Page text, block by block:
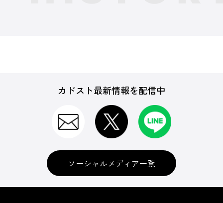
カドスト最新情報を配信中
ソーシャルメディア一覧